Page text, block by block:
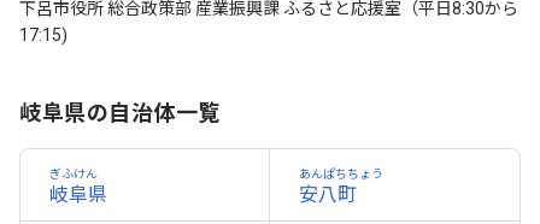
下呂市役所 総合政策部 産業振興課 ふるさと応援室（平日8:30から
17:15)
岐阜県の自治体一覧
岐阜県
ぎふけん
安八町
あんぱちちょう